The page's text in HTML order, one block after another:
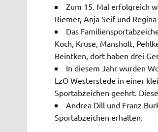
Zum 15. Mal erfolgreich
Riemer, Anja Seif und
Das
Koch, Kruse, Mansholt,
Beintken, dort haben drei
In diesem Jahr wurden
LzO Westerstede in einer
Sportabzeichen geehrt.
Andrea Dill und Franz
Sportabzeichen erhalten.